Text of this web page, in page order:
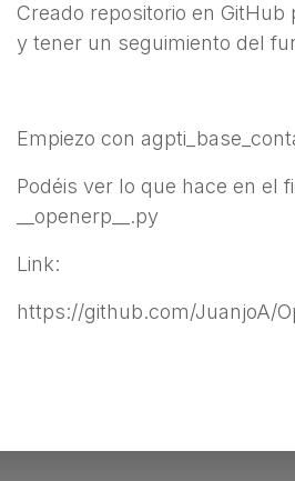
Creado repositorio en
y tener un seguimiento del
Empiezo con
Podéis ver lo que hace en el
__openerp__.py
Link:
https://github.com/JuanjoA/